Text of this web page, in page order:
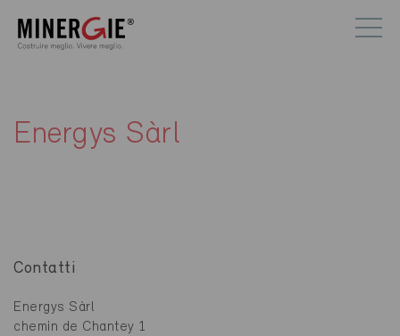
Energys Sàrl
Contatti
Energys Sàrl
chemin de Chantey 1